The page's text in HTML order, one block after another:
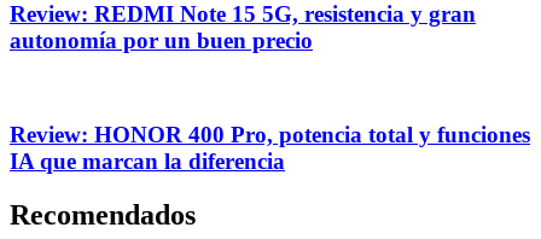
Review: REDMI Note 15 5G, resistencia y gran
autonomía por un buen precio
Review: HONOR 400 Pro, potencia total y funciones
IA que marcan la diferencia
Recomendados